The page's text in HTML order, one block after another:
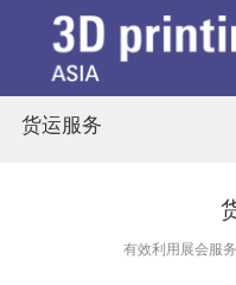
首页
货运服务
有效利用展会服